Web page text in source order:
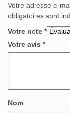
Votre adresse e-
obligatoires sont
Votre note *
Votre avis *
Nom